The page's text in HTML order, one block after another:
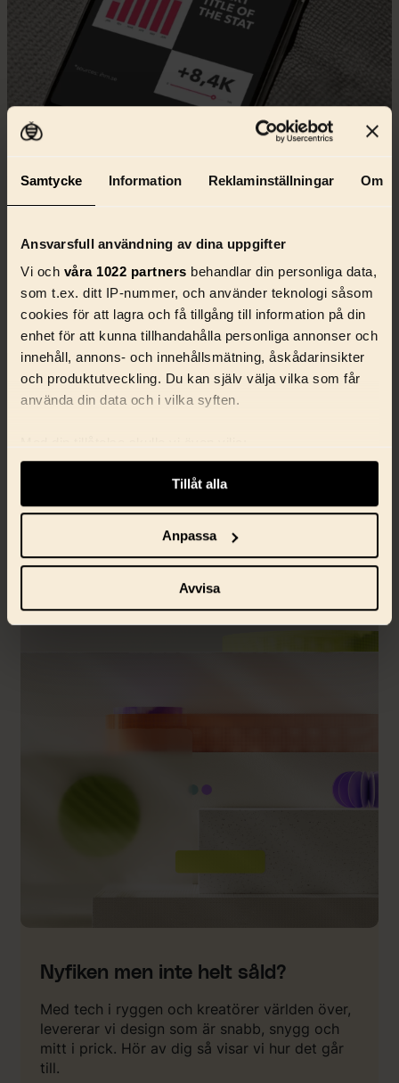
Samtycke Information Reklaminställningar Om
Ansvarsfull användning av dina uppgifter
Vi och våra 1022 partners behandlar din personliga data,
som t.ex. ditt IP-nummer, och använder teknologi såsom
cookies för att lagra och få tillgång till information på din
enhet för att kunna tillhandahålla personliga annonser och
innehåll, annons- och innehållsmätning, åskådarinsikter
och produktutveckling. Du kan själv välja vilka som får
använda din data och i vilka syften.
som kan ha en noggrannhet på upp till flera meter
Identifiera din enhet genom att aktivt skanna den
för specifika kännetecken (fingeravtryck)
Ta reda på mer om hur dina personliga uppgifter
identifierare och information med våra
Tillåt alla
Anpassa
Avvisa
Nyfiken men inte helt såld?
Med tech i ryggen och kreatörer världen över,
levererar vi design som är snabb, snygg och
mitt i prick. Hör av dig så visar vi hur det går
till.